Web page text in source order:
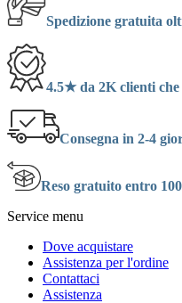
Spedizione gratuita
4.5★ da 2K clienti
Consegna in 2-4
Reso gratuito entro
Service menu
Dove acquistare
Assistenza per l'ordine
Contattaci
Assistenza